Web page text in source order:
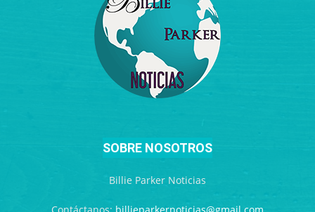
SOBRE NOSOTROS
Billie Parker Noticias
Contáctanos: billieparkernoticias@gmail.com